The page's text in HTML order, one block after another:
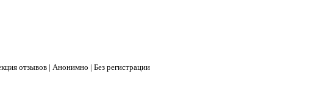
отзывов | Анонимно | Без регистрации